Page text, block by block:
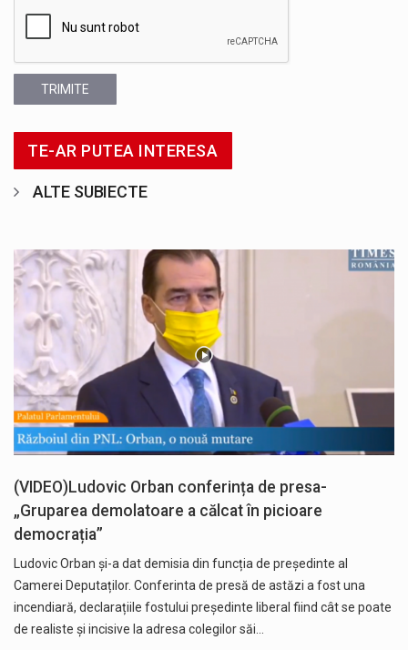
TRIMITE
TE-AR PUTEA INTERESA
ALTE SUBIECTE
(VIDEO)Ludovic Orban conferința de presa-
„Gruparea demolatoare a călcat în picioare
democrația”
Ludovic Orban și-a dat demisia din funcția de președinte al
Camerei Deputaților. Conferinta de presă de astăzi a fost una
incendiară, declarațiile fostului președinte liberal fiind cât se poate
de realiste și incisive la adresa colegilor săi…